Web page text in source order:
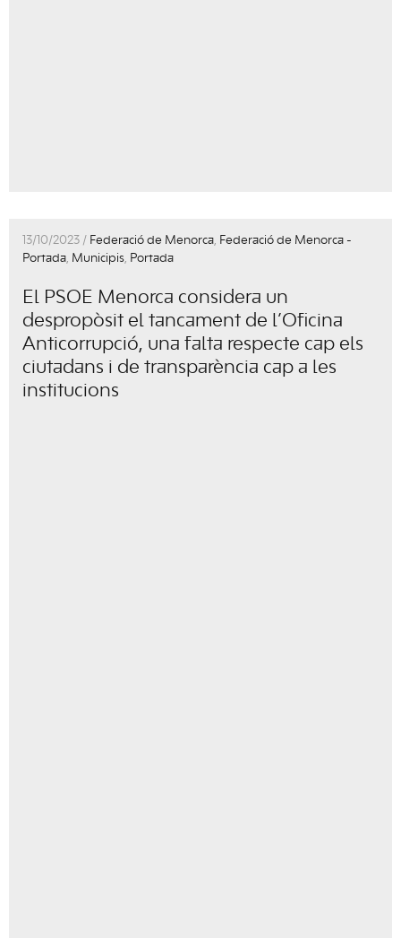
13/10/2023 / Federació de Menorca, Federació de Menorca -
Portada, Municipis, Portada
El PSOE Menorca considera un
despropòsit el tancament de l’Oficina
Anticorrupció, una falta respecte cap els
ciutadans i de transparència cap a les
institucions